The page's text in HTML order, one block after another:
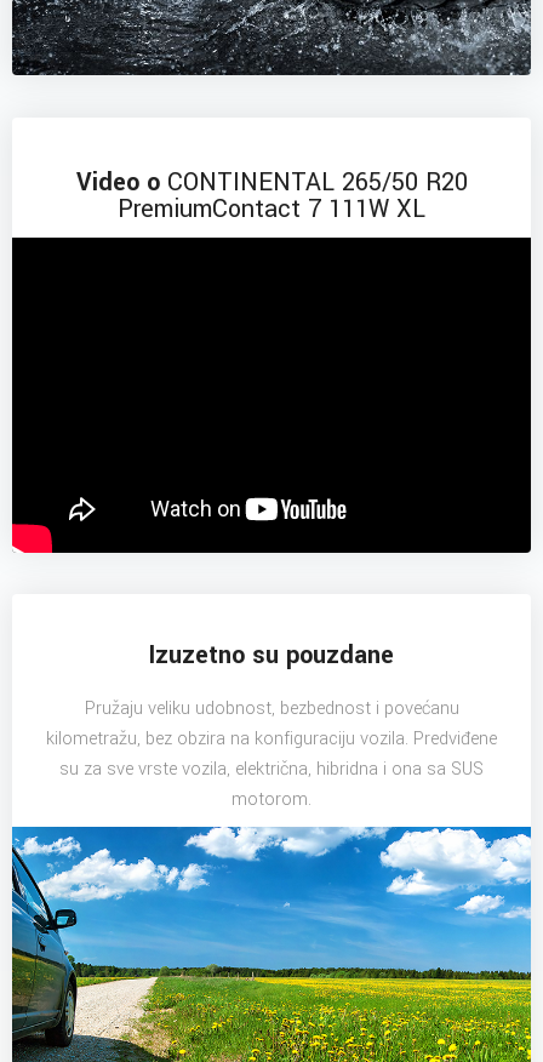
Video o CONTINENTAL 265/50 R20
PremiumContact 7 111W XL
Izuzetno su pouzdane
Pružaju veliku udobnost, bezbednost i povećanu
kilometražu, bez obzira na konfiguraciju vozila. Predviđene
su za sve vrste vozila, električna, hibridna i ona sa SUS
motorom.